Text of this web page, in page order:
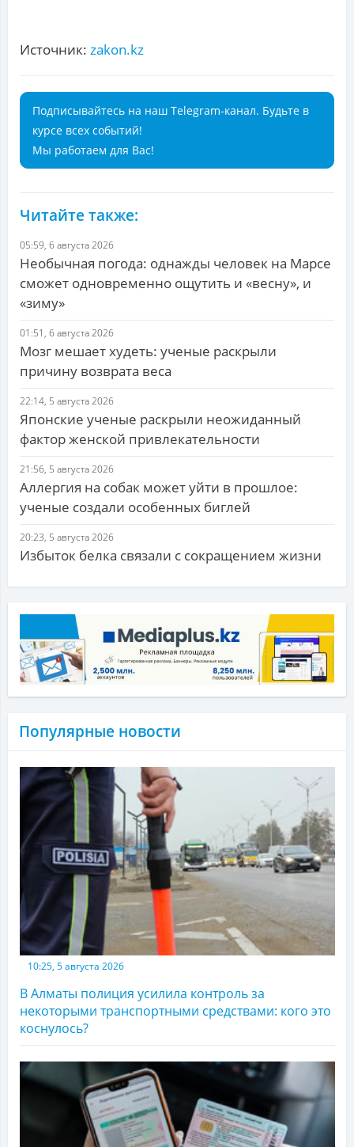
Источник: zakon.kz
Подписывайтесь на наш Telegram-канал. Будьте в
курсе всех событий!
Мы работаем для Вас!
Читайте также:
05:59, 6 августа 2026
Необычная погода: однажды человек на Марсе
сможет одновременно ощутить и «весну», и
«зиму»
01:51, 6 августа 2026
Мозг мешает худеть: ученые раскрыли
причину возврата веса
22:14, 5 августа 2026
Японские ученые раскрыли неожиданный
фактор женской привлекательности
21:56, 5 августа 2026
Аллергия на собак может уйти в прошлое:
ученые создали особенных биглей
20:23, 5 августа 2026
Избыток белка связали с сокращением жизни
Популярные новости
10:25, 5 августа 2026
В Алматы полиция усилила контроль за
некоторыми транспортными средствами: кого это
коснулось?